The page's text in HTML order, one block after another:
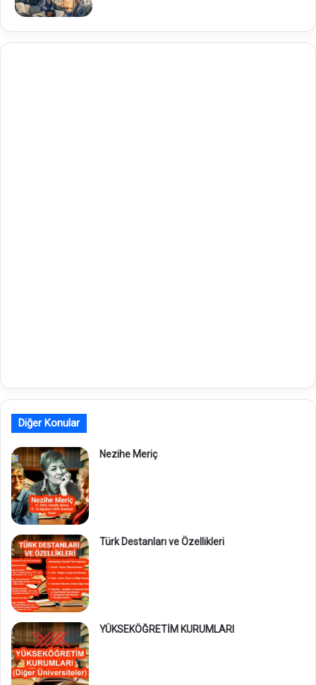
Diğer Konular
Nezihe Meriç
Türk Destanları ve Özellikleri
YÜKSEKÖĞRETİM KURUMLARI